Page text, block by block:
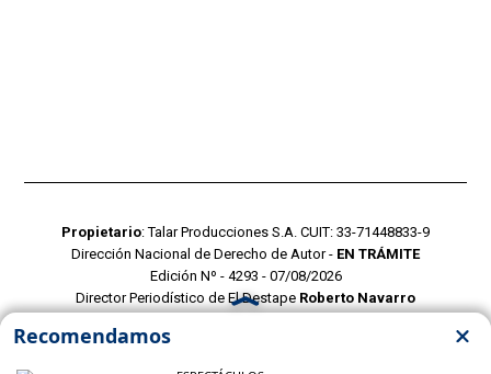
Propietario: Talar Producciones S.A. CUIT: 33-71448833-9
Dirección Nacional de Derecho de Autor - EN TRÁMITE
Edición Nº - 4293 - 07/08/2026
Director Periodístico de El Destape Roberto Navarro